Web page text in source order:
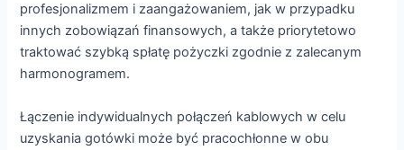
profesjonalizmem i zaangażowaniem, jak w przypadku
innych zobowiązań finansowych, a także priorytetowo
traktować szybką spłatę pożyczki zgodnie z zalecanym
harmonogramem.
Łączenie indywidualnych połączeń kablowych w celu
uzyskania gotówki może być pracochłonne w obu